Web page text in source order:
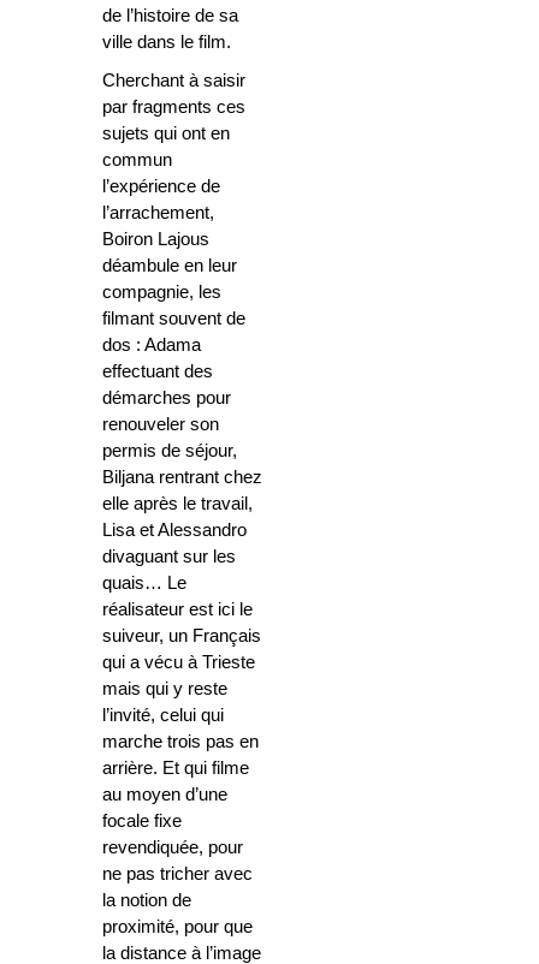
de l’histoire de sa
ville dans le film.
Cherchant à saisir
par fragments ces
sujets qui ont en
commun
l’expérience de
l’arrachement,
Boiron Lajous
déambule en leur
compagnie, les
filmant souvent de
dos : Adama
effectuant des
démarches pour
renouveler son
permis de séjour,
Biljana rentrant chez
elle après le travail,
Lisa et Alessandro
divaguant sur les
quais… Le
réalisateur est ici le
suiveur, un Français
qui a vécu à Trieste
mais qui y reste
l’invité, celui qui
marche trois pas en
arrière. Et qui filme
au moyen d’une
focale fixe
revendiquée, pour
ne pas tricher avec
la notion de
proximité, pour que
la distance à l’image